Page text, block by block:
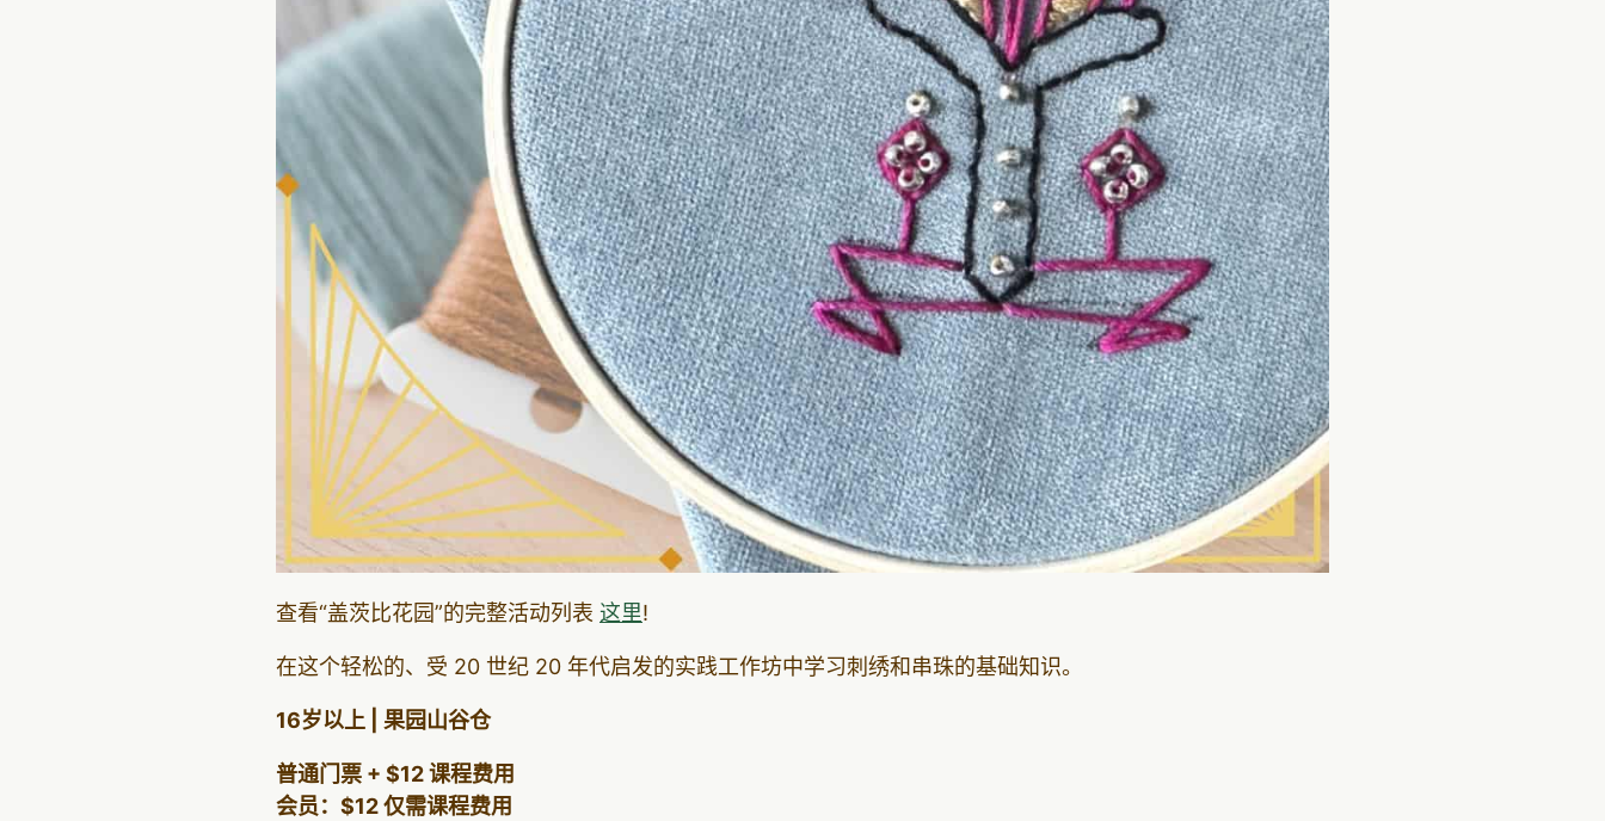
查看“盖茨比花园”的完整活动列表 这里!
在这个轻松的、受 20 世纪 20 年代启发的实践工作坊中学习刺绣和串珠的基础知识。
16岁以上 | 果园山谷仓
普通门票 + $12 课程费用
会员：$12 仅需课程费用